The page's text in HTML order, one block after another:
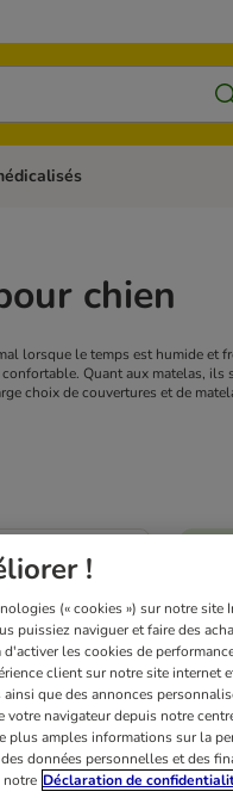
Autres animaux
chien
lorsque le temps est humide
Quant aux matelas,
choix de couvertures et de
!
(« cookies ») sur notre site
puissiez naviguer et faire des
les cookies de
client sur notre site internet
que des annonces
navigateur depuis notre
plus amples informations sur la
données personnelles et des
notre Déclaration de